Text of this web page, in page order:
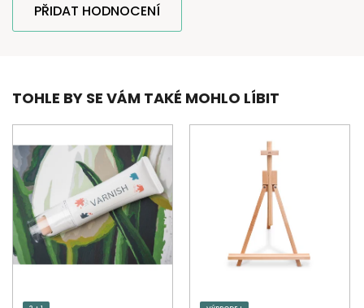
PŘIDAT HODNOCENÍ
TOHLE BY SE VÁM TAKÉ MOHLO LÍBIT